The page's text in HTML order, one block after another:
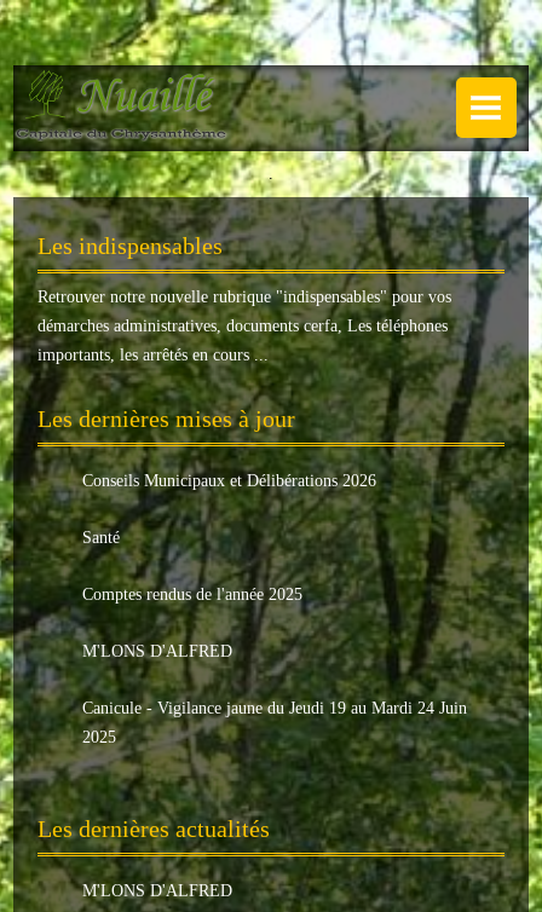
NUAILLÉ
Plan de Nuaillé
Sentiers pédestres
Guide annuel
Histoire
Galerie
LA MAIRIE
Horaires
Agence postale
Le conseil municipal
Les élus
Les commissions
Les comptes rendus
Le personnel communal
L'Echo de Nuaillé
Tarifs et locations
.
Les indispensables
Retrouver notre nouvelle rubrique "indispensables" pour vos
démarches administratives, documents cerfa, Les téléphones
importants, les arrêtés en cours ...
Les dernières mises à jour
Conseils Municipaux et Délibérations 2026
Santé
Comptes rendus de l'année 2025
M'LONS D'ALFRED
Canicule - Vigilance jaune du Jeudi 19 au Mardi 24 Juin
2025
Les dernières actualités
M'LONS D'ALFRED